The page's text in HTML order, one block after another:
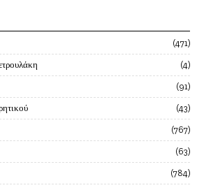
471
4
91
43
767
63
784